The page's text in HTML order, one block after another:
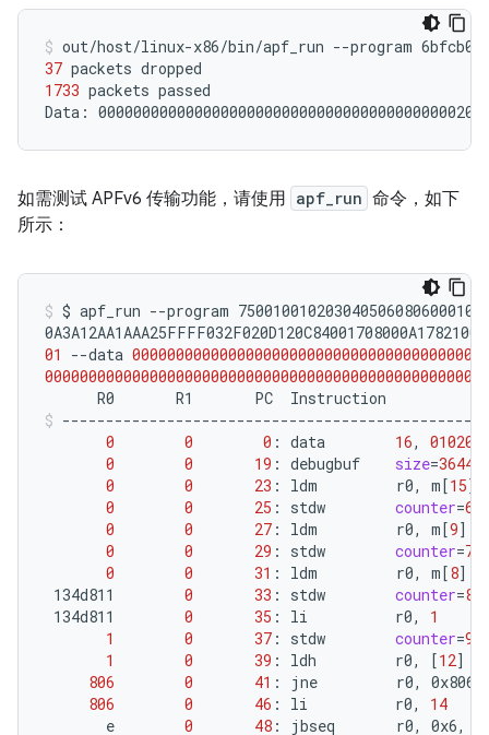
out/host/linux-x86/bin/apf_run --program
37 packets
1733 packets passed
Data:
如需测试 APFv6 传输功能，请使用 apf_run 命令，如下
所示：
$ apf_run --program
01
--data
R0
R1 PC Instruction
0 0 0 : data 16,
0
0 19 : debugbuf size=3644
0
0 23 : ldm r0, m[15]
0
0 25 : stdw counter=6
0
0 27 : ldm r0, m[9]
0
0 29 : stdw counter=7
0
0 31 : ldm r0, m[8]
134d811
0 33 : stdw counter=8
134d811
0 35 : li r0,
1
1
0 37 : stdw counter=9
1
0 39 : ldh r0, [12]
806
0 41 : jne r0,
0x806,
806
0 46 : li r0,
14
e
0 48 : jbseq r0, 0x6,